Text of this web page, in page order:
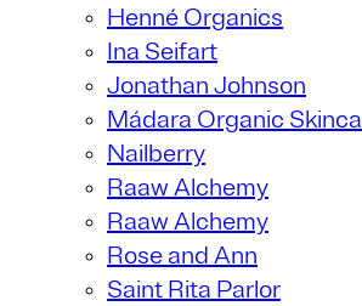
Henné Organics
Ina Seifart
Jonathan Johnson
Mádara Organic
Nailberry
Raaw Alchemy
Raaw Alchemy
Rose and Ann
Saint Rita Parlor